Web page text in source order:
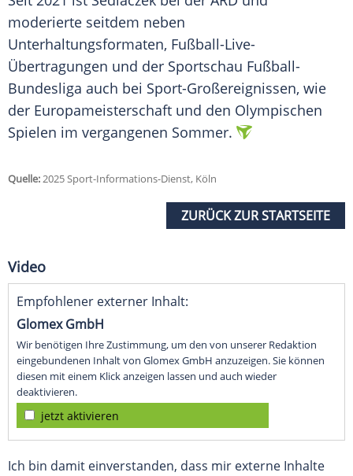
moderierte seitdem neben
Unterhaltungsformaten, Fußball-Live-
Übertragungen und der Sportschau Fußball-
Bundesliga auch bei Sport-Großereignissen, wie
der Europameisterschaft und den Olympischen
Spielen im vergangenen Sommer.
Quelle:2025 Sport-Informations-Dienst, Köln
ZURÜCK ZUR STARTSEITE
Video
Empfohlener externer Inhalt:
Glomex GmbH
Wir benötigen Ihre Zustimmung, um den von unserer Redaktion
eingebundenen Inhalt von Glomex GmbH anzuzeigen. Sie können
diesen mit einem Klick anzeigen lassen und auch wieder
deaktivieren.
jetzt aktivieren
Ich bin damit einverstanden, dass mir externe Inhalte